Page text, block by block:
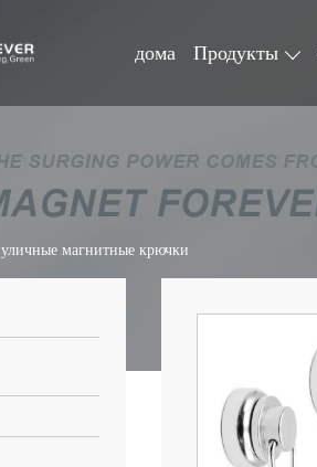
дома Продукты
уличные магнитные крючки